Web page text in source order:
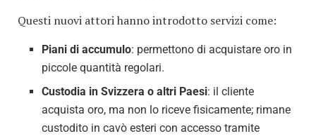
Questi nuovi attori hanno introdotto servizi come:
Piani di accumulo: permettono di acquistare oro in
piccole quantità regolari.
Custodia in Svizzera o altri Paesi: il cliente
acquista oro, ma non lo riceve fisicamente; rimane
custodito in cavò esteri con accesso tramite